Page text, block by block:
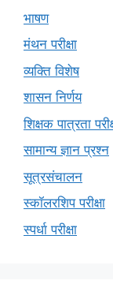
भाषण
मंथन परीक्षा
व्यक्ति विशेष
शासन निर्णय
शिक्षक पात्रता
सामान्य ज्ञान प्रश्न
सूत्रसंचालन
स्कॉलरशिप परीक्षा
स्पर्धा परीक्षा